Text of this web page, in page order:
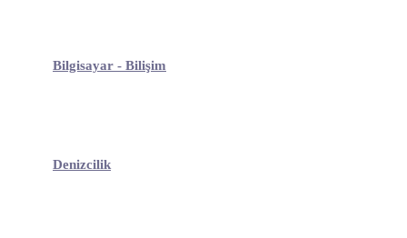
Bilgisayar - Bilişim
Denizcilik